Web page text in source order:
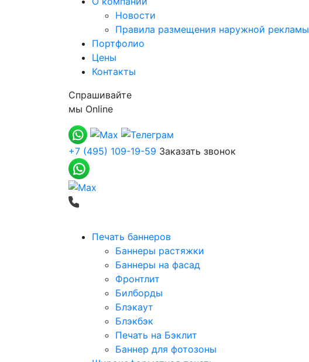
Новости
Правила размещения наружной рекламы
Портфолио
Цены
Контакты
Спрашивайте
мы Online
+7 (495) 109-19-59 Заказать звонок
Печать баннеров
Баннеры растяжки
Баннеры на фасад
Фронтлит
Билборды
Блэкаут
Блэкбэк
Печать на Бэклит
Баннер для фотозоны